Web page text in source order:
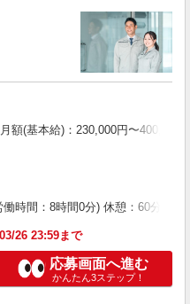
額(基本給)：230,000円〜
時間：8時間0分) 休憩：60分 時
26 23:59まで
応募画面へ進む
かんたん3ステップ！